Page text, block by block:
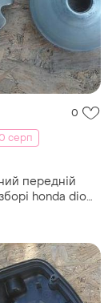
0
серп
передній
honda dio